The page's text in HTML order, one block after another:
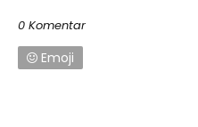
0 Komentar
Emoji